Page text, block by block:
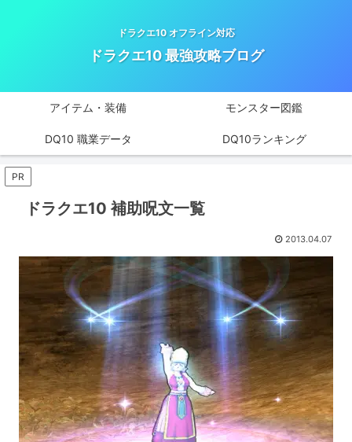
ドラクエ10 オフライン対応
ドラクエ10 最強攻略ブログ
アイテム・装備 モンスター図鑑
DQ10 職業データ DQ10ランキング
PR
ドラクエ10 補助呪文一覧
2013.04.07